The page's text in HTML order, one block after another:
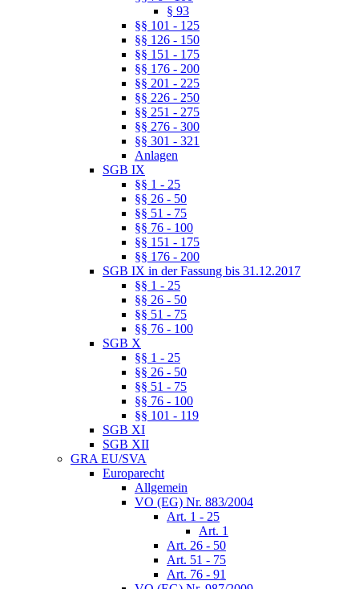
§ 93
§§ 101 - 125
§§ 126 - 150
§§ 151 - 175
§§ 176 - 200
§§ 201 - 225
§§ 226 - 250
§§ 251 - 275
§§ 276 - 300
§§ 301 - 321
Anlagen
SGB IX
§§ 1 - 25
§§ 26 - 50
§§ 51 - 75
§§ 76 - 100
§§ 151 - 175
§§ 176 - 200
SGB IX in der Fassung bis 31.12.2017
§§ 1 - 25
§§ 26 - 50
§§ 51 - 75
§§ 76 - 100
SGB X
§§ 1 - 25
§§ 26 - 50
§§ 51 - 75
§§ 76 - 100
§§ 101 - 119
SGB XI
SGB XII
GRA EU/SVA
Europarecht
Allgemein
VO (EG) Nr. 883/2004
Art. 1 - 25
Art. 1
Art. 26 - 50
Art. 51 - 75
Art. 76 - 91